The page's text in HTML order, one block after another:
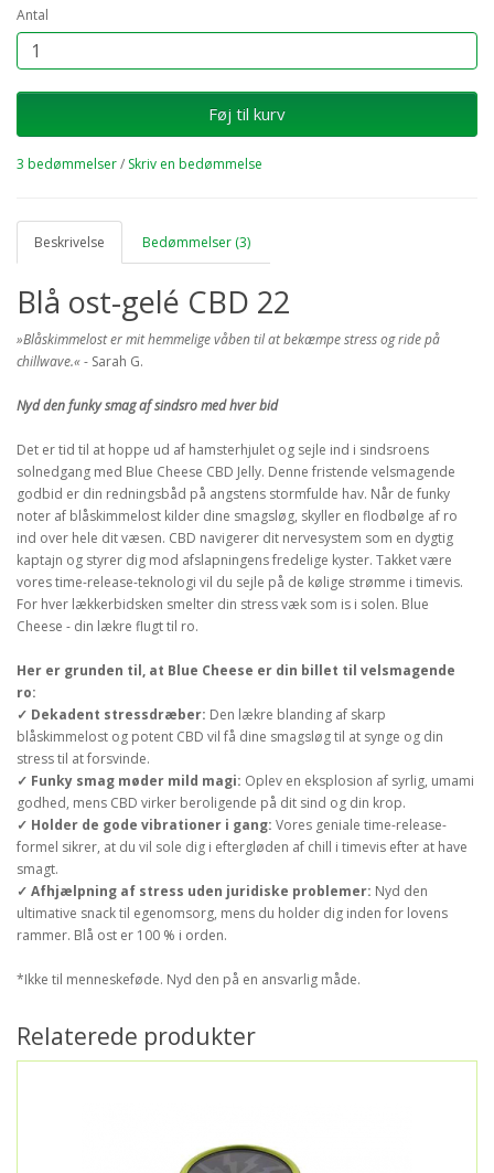
Antal
Føj til kurv
3 bedømmelser/ Skriv en bedømmelse
Beskrivelse Bedømmelser (3)
Blå ost-gelé CBD 22
»Blåskimmelost er mit hemmelige våben til at bekæmpe stress og ride på
chillwave.«- Sarah G.
Nyd den funky smag af sindsro med hver bid
Det er tid til at hoppe ud af hamsterhjulet og sejle ind i sindsroens
solnedgang med Blue Cheese CBD Jelly. Denne fristende velsmagende
godbid er din redningsbåd på angstens stormfulde hav. Når de funky
noter af blåskimmelost kilder dine smagsløg, skyller en flodbølge af ro
ind over hele dit væsen. CBD navigerer dit nervesystem som en dygtig
kaptajn og styrer dig mod afslapningens fredelige kyster. Takket være
vores time-release-teknologi vil du sejle på de kølige strømme i timevis.
For hver lækkerbidsken smelter din stress væk som is i solen. Blue
Cheese - din lækre flugt til ro.
Her er grunden til, at Blue Cheese er din billet til velsmagende
ro:
✓ Dekadent stressdræber: Den lækre blanding af skarp
blåskimmelost og potent CBD vil få dine smagsløg til at synge og din
stress til at forsvinde.
✓ Funky smag møder mild magi: Oplev en eksplosion af syrlig, umami
godhed, mens CBD virker beroligende på dit sind og din krop.
✓ Holder de gode vibrationer i gang: Vores geniale time-release-
formel sikrer, at du vil sole dig i eftergløden af chill i timevis efter at have
smagt.
✓ Afhjælpning af stress uden juridiske problemer: Nyd den
ultimative snack til egenomsorg, mens du holder dig inden for lovens
rammer. Blå ost er 100 % i orden.
*Ikke til menneskeføde. Nyd den på en ansvarlig måde.
Relaterede produkter